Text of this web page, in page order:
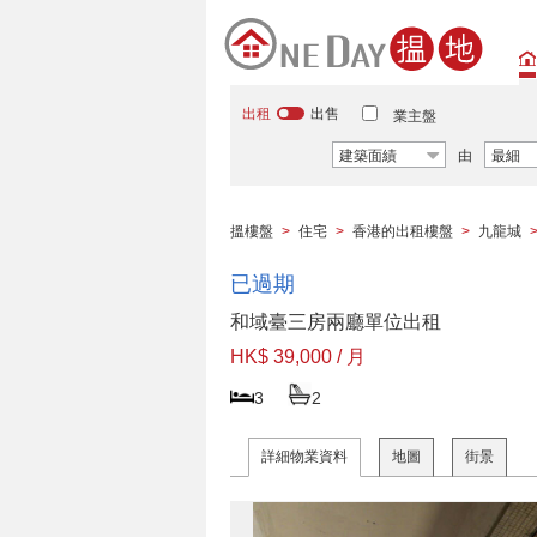
出租 出售 業主盤
建築面績 由 最細
搵樓盤 > 住宅 > 香港的出租樓盤 > 九龍城 >
已過期
和域臺三房兩廳單位出租
HK$ 39,000 / 月
3 2
詳細物業資料 地圖 街景